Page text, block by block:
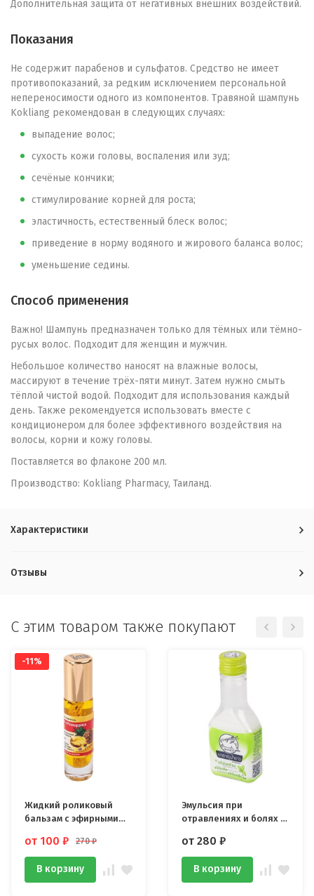
Дополнительная защита от негативных внешних воздействий.
Показания
Не содержит парабенов и сульфатов. Средство не имеет
противопоказаний, за редким исключением персональной
непереносимости одного из компонентов. Травяной шампунь
Kokliang рекомендован в следующих случаях:
выпадение волос;
сухость кожи головы, воспаления или зуд;
сечёные кончики;
стимулирование корней для роста;
эластичность, естественный блеск волос;
приведение в норму водяного и жирового баланса волос;
уменьшение седины.
Способ применения
Важно! Шампунь предназначен только для тёмных или тёмно-
русых волос. Подходит для женщин и мужчин.
Небольшое количество наносят на влажные волосы,
массируют в течение трёх-пяти минут. Затем нужно смыть
тёплой чистой водой. Подходит для использования каждый
день. Также рекомендуется использовать вместе с
кондиционером для более эффективного воздействия на
волосы, корни и кожу головы.
Поставляется во флаконе 200 мл.
Производство: Kokliang Pharmacy, Таиланд.
Характеристики
Отзывы
C этим товаром также покупают
-11%
Жидкий роликовый
бальзам с эфирными
от 100 ₽ 270₽
В корзину
Эмульсия при
отравлениях и болях в
кролик Flying Rabbit
от 280 ₽
В корзину